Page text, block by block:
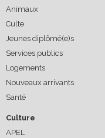
Animaux
Culte
Jeunes diplômé(e)s
Services publics
Logements
Nouveaux arrivants
Santé
Culture
APEL